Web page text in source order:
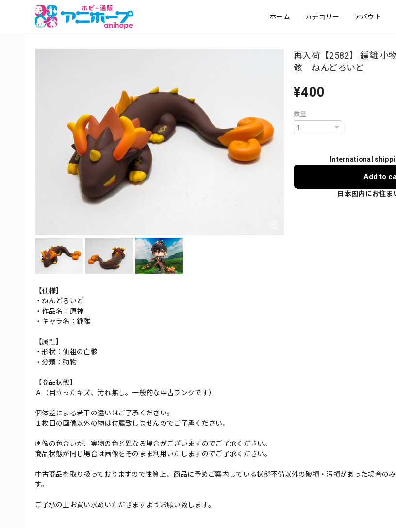
ホーム カテゴリー アバウト
再入荷【2582】 鍾離 小
骸 ねんどろいど
¥400
数量
International
Add to
日本国内にお住ま
【仕様】
・ねんどろいど
・作品名：原神
・キャラ名：鍾離
【属性】
・形状：仙祖の亡骸
・分類：動物
【商品状態】
Ａ（目立ったキズ、汚れ無し。一般的な中古ランクです）
個体差による若干の違いはご了承ください。
１枚目の画像以外の物は付属致しませんのでご了承ください。
画像の色合いが、実物の色と異なる場合がございますのでご了承ください。
商品状態が同じ場合は画像をそのまま利用いたしますのでご了承ください。
中古商品を取り扱っておりますので性質上、商品に予めご案内している状態不備以外の破損・汚損があった場合の
す。
ご了承の上お買い求めいただきますようお願い致します。